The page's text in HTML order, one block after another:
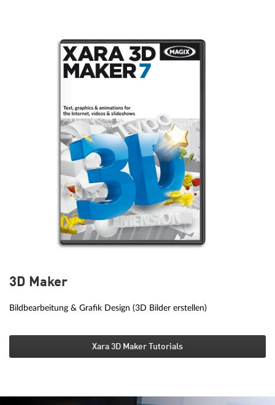
3D Maker
Bildbearbeitung & Grafik Design (3D Bilder erstellen)
Xara 3D Maker Tutorials